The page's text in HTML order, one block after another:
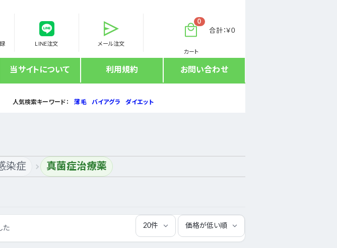
LINE注文
メール注文
カート
0
合計：￥0
当サイトについて 利用規約 お問い合わせ
人気検索キーワード： 薄毛 バイアグラ ダイエット
染症 真菌症治療薬
た